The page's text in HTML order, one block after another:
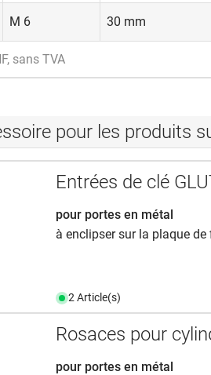
M 6 30 mm
sans TVA
pour les produits
Entrées de clé
pour portes en métal
à enclipser sur la plaque
2 Article(s)
Rosaces pour
pour portes en métal